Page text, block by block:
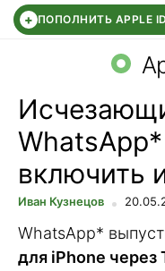
+ ПОПОЛНИТЬ APPLE ID
WHATSAPP
включить
Иван Кузнецов
WhatsApp*
для iPhone через